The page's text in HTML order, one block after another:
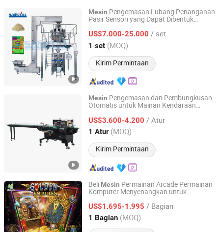
Mesin Pengemasan Lubang Penanganan
Pasir Sensori yang Dapat Dibentuk
US$7.000-25.000 / set
1 set (MOQ)
Kirim Permintaan
Foshan Samfull Packing Machine Co., Ltd.
Guangdong, China Harga mulai 2020
Mesin Pengemasan dan Pembungkusan
Otomatis untuk Mainan Kendaraan
Lucu
US$3.600-4.200 / Atur
1 Atur (MOQ)
Kirim Permintaan
Foshan Soontrue Zhuguan Intelligent Equipment Co., Ltd.
Guangdong, China Harga mulai 2025
Beli Mesin Permainan Arcade Permainan
Komputer Menyenangkan untuk
US$1.695-1.995 / Bagian
1 Bagian (MOQ)
Chengde International Limited
Guangdong, China Harga mulai 2023